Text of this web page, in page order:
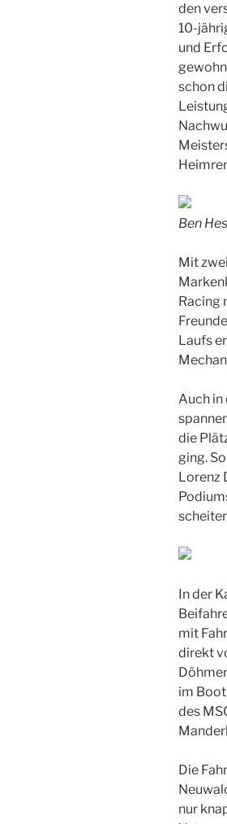
den
10-
und
schon
Ben
Mit
Racing
Laufs
Auch in
die
ging.
Lorenz
In der
mit
direkt
im
des
Die
nur